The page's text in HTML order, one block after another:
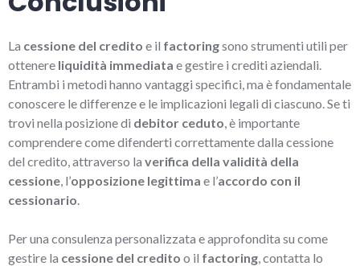
La cessione del credito e il factoringsono strumenti utili per
ottenere liquidità immediata e gestire i crediti aziendali.
Entrambi i metodi hanno vantaggi specifici, ma è fondamentale
conoscere le differenze e le implicazioni legali di ciascuno. Se ti
trovi nella posizione di debitor ceduto, è importante
comprendere come difenderti correttamente dalla cessione
del credito, attraverso la verifica della validità della
cessione, l’opposizione legittima e l’accordo con il
cessionario.
Per una consulenza personalizzata e approfondita su come
gestire la cessione del credito o il factoring, contatta lo